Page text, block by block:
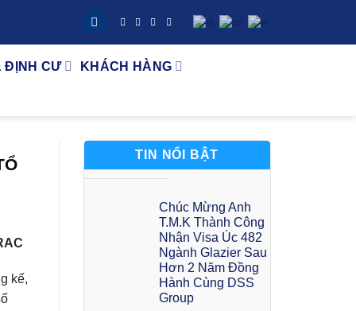
ĐỊNH CƯ KHÁCH HÀNG
kế,
TIN NỔI BẬT
Chúc Mừng Anh
T.M.K Thành Công
Nhận Visa Úc 482
Ngành Glazier Sau
Hơn 2 Năm Đồng
Hành Cùng DSS
Group